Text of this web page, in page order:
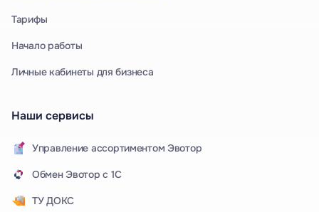
Тарифы
Начало работы
Личные кабинеты для бизнеса
Наши сервисы
Управление ассортиментом Эвотор
Обмен Эвотор с 1С
ТУ ДОКС